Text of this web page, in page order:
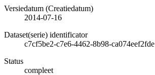
Versiedatum (Creatiedatum)
2014-07-16
Dataset(serie) identificator
c7cf5be2-c7e6-4462-8b98-ca074eef2fde
Status
compleet